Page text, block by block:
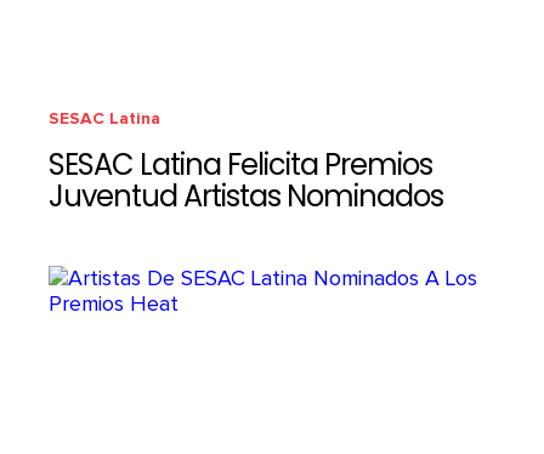
SESAC Latina
SESAC Latina Felicita Premios
Juventud Artistas Nominados